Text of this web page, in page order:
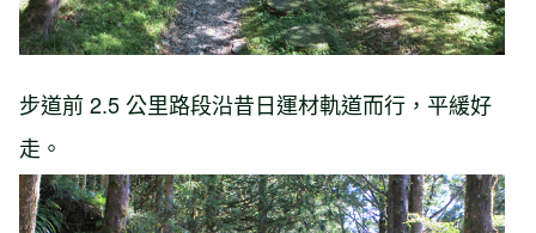
步道前 2.5 公里路段沿昔日運材軌道而行，平緩好
走。